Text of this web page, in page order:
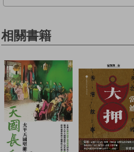
相關書籍